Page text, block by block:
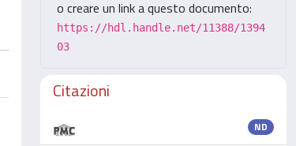
o creare un link a questo documento:
https://hdl.handle.net/11388/1394
03
Citazioni
ND